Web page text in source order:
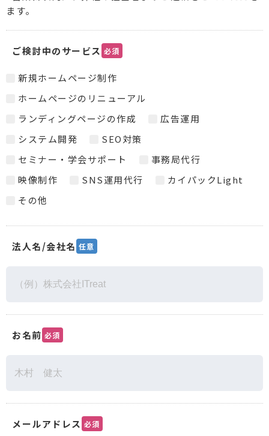
ます。
ご検討中のサービス 必須
新規ホームページ制作
ホームページのリニューアル
ランディングページの作成
広告運用
システム開発
SEO対策
セミナー・学会サポート
事務局代行
映像制作
SNS運用代行
カイパックLight
その他
法人名/会社名 任意
お名前 必須
メールアドレス 必須